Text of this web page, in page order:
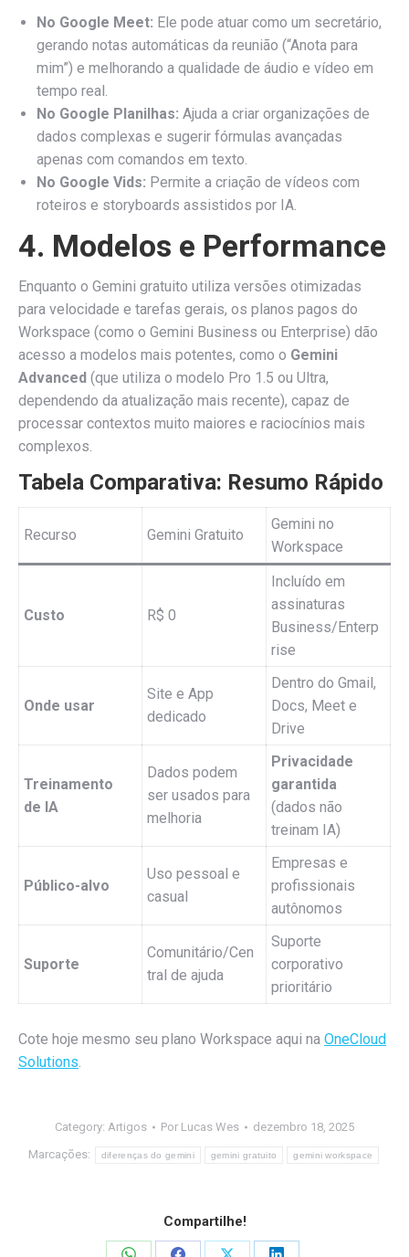
No Google Meet: Ele pode atuar como um secretário,
gerando notas automáticas da reunião (“Anota para
mim”) e melhorando a qualidade de áudio e vídeo em
tempo real.
No Google Planilhas: Ajuda a criar organizações de
dados complexas e sugerir fórmulas avançadas
apenas com comandos em texto.
No Google Vids: Permite a criação de vídeos com
roteiros e storyboards assistidos por IA.
4. Modelos e Performance
Enquanto o Gemini gratuito utiliza versões otimizadas
para velocidade e tarefas gerais, os planos pagos do
Workspace (como o Gemini Business ou Enterprise) dão
acesso a modelos mais potentes, como o Gemini
Advanced (que utiliza o modelo Pro 1.5 ou Ultra,
dependendo da atualização mais recente), capaz de
processar contextos muito maiores e raciocínios mais
complexos.
Tabela Comparativa: Resumo Rápido
Recurso Gemini Gratuito
Gemini no
Workspace
Custo R$ 0
Incluído em
assinaturas
Business/Enterp
rise
Onde usar
Site e App
dedicado
Dentro do Gmail,
Docs, Meet e
Drive
Treinamento
de IA
Dados podem
ser usados para
melhoria
Privacidade
garantida
(dados não
treinam IA)
Público-alvo
Uso pessoal e
casual
Empresas e
profissionais
autônomos
Suporte
Comunitário/Cen
tral de ajuda
Suporte
corporativo
prioritário
Cote hoje mesmo seu plano Workspace aqui na OneCloud
Solutions.
Category: Artigos Por Lucas Wes dezembro 18, 2025
Marcações: diferenças do gemini gemini gratuito gemini workspace
Compartilhe!